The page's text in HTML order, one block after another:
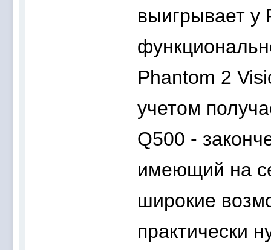
выигрывает у
Phantom 2
учетом
Q500 -
имеющий на
широкие
практически